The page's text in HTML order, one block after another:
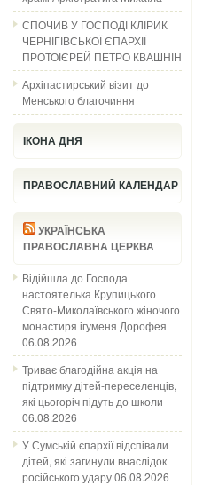
СПОЧИВ У ГОСПОДІ КЛІРИК
ЧЕРНІГІВСЬКОЇ ЄПАРХІЇ
ПРОТОІЄРЕЙ ПЕТРО КВАШНІН
Архіпастирський візит до
Менського благочиння
ІКОНА ДНЯ
ПРАВОСЛАВНИЙ КАЛЕНДАР
УКРАЇНСЬКА
ПРАВОСЛАВНА ЦЕРКВА
Відійшла до Господа
настоятелька Крупицького
Свято-Миколаївського жіночого
монастиря ігуменя Дорофея
06.08.2026
Триває благодійна акція на
підтримку дітей-переселенців,
які цьогоріч підуть до школи
06.08.2026
У Сумській єпархії відспівали
дітей, які загинули внаслідок
російського удару06.08.2026